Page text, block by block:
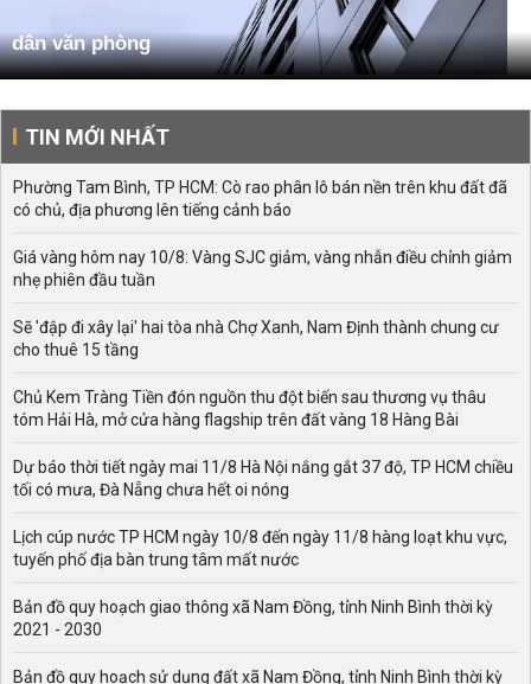
dân văn phòng
TIN MỚI NHẤT
Phường Tam Bình, TP HCM: Cò rao phân lô bán nền trên khu đất đã
có chủ, địa phương lên tiếng cảnh báo
Giá vàng hôm nay 10/8: Vàng SJC giảm, vàng nhẫn điều chỉnh giảm
nhẹ phiên đầu tuần
Sẽ 'đập đi xây lại' hai tòa nhà Chợ Xanh, Nam Định thành chung cư
cho thuê 15 tầng
Chủ Kem Tràng Tiền đón nguồn thu đột biến sau thương vụ thâu
tóm Hải Hà, mở cửa hàng flagship trên đất vàng 18 Hàng Bài
Dự báo thời tiết ngày mai 11/8 Hà Nội nắng gắt 37 độ, TP HCM chiều
tối có mưa, Đà Nẵng chưa hết oi nóng
Lịch cúp nước TP HCM ngày 10/8 đến ngày 11/8 hàng loạt khu vực,
tuyến phố địa bàn trung tâm mất nước
Bản đồ quy hoạch giao thông xã Nam Đồng, tỉnh Ninh Bình thời kỳ
2021 - 2030
Bản đồ quy hoạch sử dụng đất xã Nam Đồng, tỉnh Ninh Bình thời kỳ